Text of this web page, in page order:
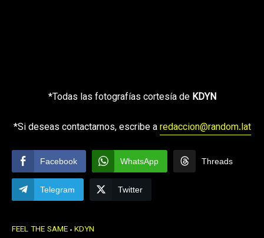
*Todas las fotografías cortesía de KDYN
*Si deseas contactarnos, escribe aredaccion@random.lat
Facebook WhatsApp Threads
Telegram Twitter
FEEL THE SAME KDYN